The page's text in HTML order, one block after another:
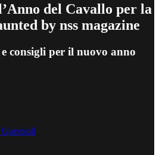
del Cavallo per la
by nss magazine
consigli per il nuovo anno